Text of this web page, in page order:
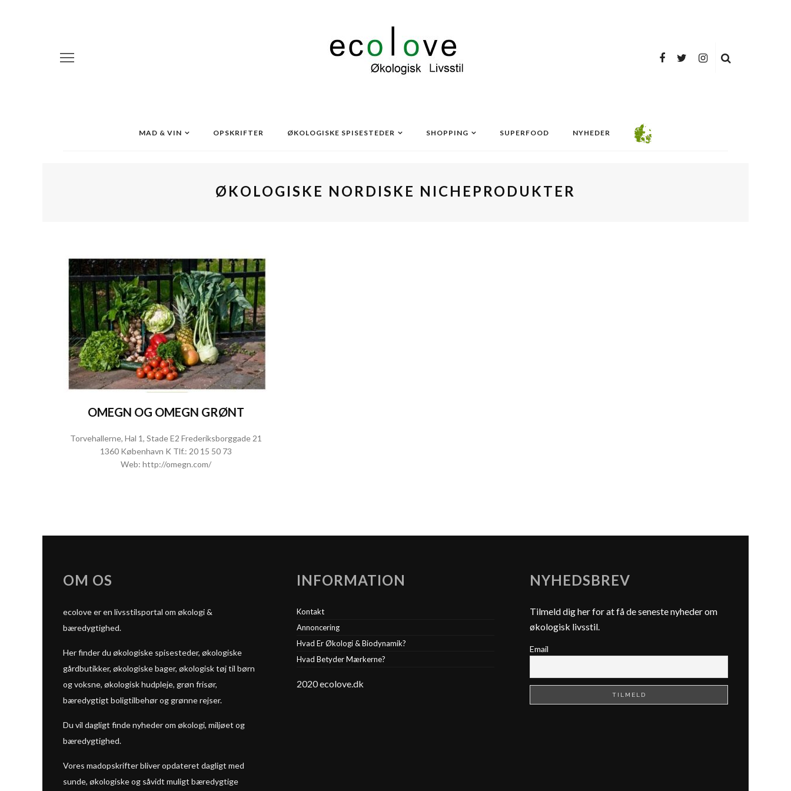
MAD & VIN OPSKRIFTER ØKOLOGISKE SPISESTEDER SHOPPING SUPERFOOD NYHEDER
ØKOLOGISKE NORDISKE NICHEPRODUKTER
OMEGN OG OMEGN GRØNT
Torvehallerne, Hal 1, Stade E2 Frederiksborggade 21
1360 København K Tlf.: 20 15 50 73
Web: http://omegn.com/
OM OS
ecolove er en livsstilsportal om økologi &
bæredygtighed.
Her finder du økologiske spisesteder, økologiske
gårdbutikker, økologiske bager, økologisk tøj til børn
og voksne, økologisk hudpleje, grøn frisør,
bæredygtigt boligtilbehør og grønne rejser.
Du vil dagligt finde nyheder om økologi, miljøet og
bæredygtighed.
Vores madopskrifter bliver opdateret dagligt med
sunde, økologiske og såvidt muligt bæredygtige
INFORMATION
Kontakt
Annoncering
Hvad Er Økologi & Biodynamik?
Hvad Betyder Mærkerne?
2020 ecolove.dk
NYHEDSBREV
Tilmeld dig her for at få de seneste nyheder om
økologisk livsstil.
Email